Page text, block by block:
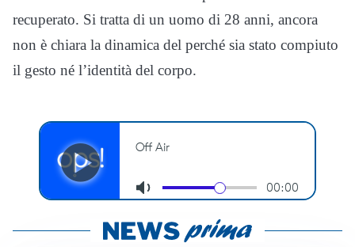
recuperato. Si tratta di un uomo di 28 anni, ancora
non è chiara la dinamica del perché sia stato compiuto
il gesto né l’identità del corpo.